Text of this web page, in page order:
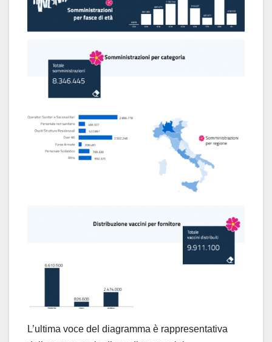
L’ultima voce del diagramma è rappresentativa